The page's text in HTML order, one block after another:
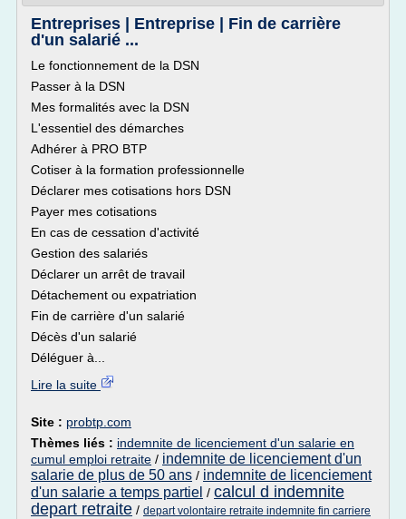
Entreprises | Entreprise | Fin de carrière
d'un salarié ...
Le fonctionnement de la DSN
Passer à la DSN
Mes formalités avec la DSN
L'essentiel des démarches
Adhérer à PRO BTP
Cotiser à la formation professionnelle
Déclarer mes cotisations hors DSN
Payer mes cotisations
En cas de cessation d'activité
Gestion des salariés
Déclarer un arrêt de travail
Détachement ou expatriation
Fin de carrière d'un salarié
Décès d'un salarié
Déléguer à...
Lire la suite
Site : probtp.com
Thèmes liés : indemnite de licenciement d'un salarie en
cumul emploi retraite / indemnite de licenciement d'un
salarie de plus de 50 ans / indemnite de licenciement
d'un salarie a temps partiel / calcul d indemnite
depart retraite / depart volontaire retraite indemnite fin carriere